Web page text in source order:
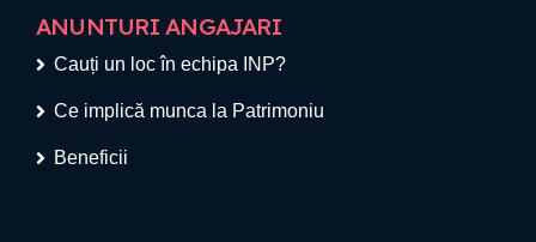
ANUNTURI ANGAJARI
Cauți un loc în echipa INP?
Ce implică munca la Patrimoniu
Beneficii